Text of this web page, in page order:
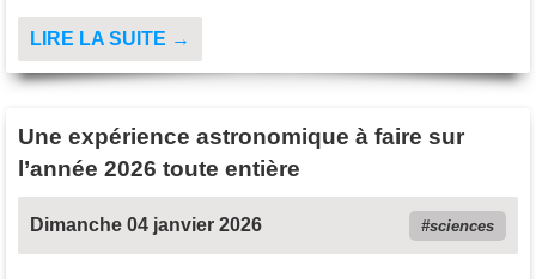
LIRE LA SUITE →
Une expérience astronomique à faire sur
l’année 2026 toute entière
Dimanche 04 janvier 2026 sciences